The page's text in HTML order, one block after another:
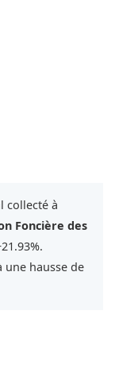
collecté à
Foncière des
une hausse de